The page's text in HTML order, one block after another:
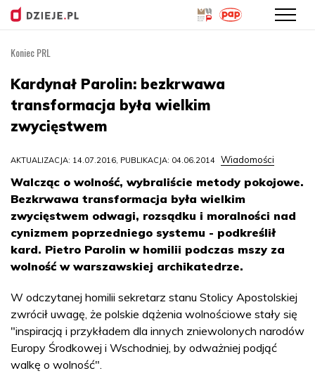
treści
Koniec PRL
Kardynał Parolin: bezkrwawa
transformacja była wielkim
zwycięstwem
AKTUALIZACJA: 14.07.2016, PUBLIKACJA: 04.06.2014 Wiadomości
Walcząc o wolność, wybraliście metody pokojowe.
Bezkrwawa transformacja była wielkim
zwycięstwem odwagi, rozsądku i moralności nad
cynizmem poprzedniego systemu - podkreślił
kard. Pietro Parolin w homilii podczas mszy za
wolność w warszawskiej archikatedrze.
W odczytanej homilii sekretarz stanu Stolicy Apostolskiej
zwrócił uwagę, że polskie dążenia wolnościowe stały się
"inspiracją i przykładem dla innych zniewolonych narodów
Europy Środkowej i Wschodniej, by odważniej podjąć
walkę o wolność".